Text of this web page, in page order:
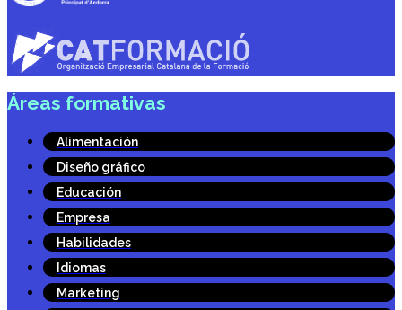
Áreas formativas
Alimentación
Diseño gráfico
Educación
Empresa
Habilidades
Idiomas
Marketing